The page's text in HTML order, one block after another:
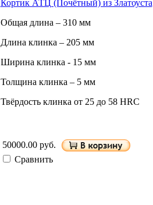
Кортик АТЦ (Почётный) из Златоуста
Общая длина – 310 мм
Длина клинка – 205 мм
Ширина клинка - 15 мм
Толщина клинка – 5 мм
Твёрдость клинка от 25 до 58 HRC
50000.00 руб.
Сравнить